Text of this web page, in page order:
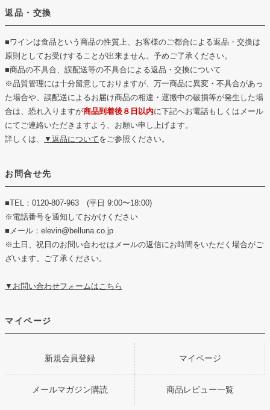
返品・交換
■ワインは食品という商品の性質上、お客様のご都合による返品・交換は
原則としてお受けすることが出来ません。予めご了承ください。
■商品の不具合、誤配送等の不具合による返品・交換について
※品質管理には十分留意しておりますが、万一商品に異変・不具合があっ
た場合や、誤配送によるお届け商品の相違・運搬中の破損等が発生した場
合は、恐れ入りますが商品到着後８日以内に下記へお電話もしくはメール
にてご連絡いただきますよう、お願い申し上げます。
詳しくは、
▼返品についてをご参照ください。
お問合せ先
■TEL：0120-807-963 (平日 9:00〜18:00)
※電話番号を通知しておかけください
■メール：elevin@belluna.co.jp
※土日、祝日のお問い合わせはメールの返信にお時間をいただく場合がご
ざいます。ご了承ください。
▼お問い合わせフォームはこちら
マイページ
新規会員登録 マイページ
メールマガジン購読 商品レビュー一覧